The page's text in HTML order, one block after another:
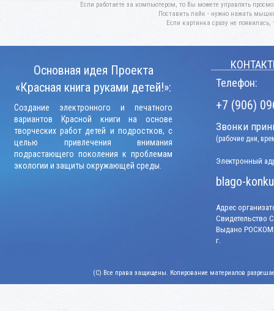
Если работаете за компьютером, то Вы можете управлять
Поставить лайк - нужно нажать
Если картинка сразу не появилась,
Основная идея Проекта
«Красная книга руками детей!»:
Создание электронного и печатного
вариантов Красной книги на основе
творческих работ детей и подростков, с
целью привлечения внимания
подрастающего поколения к проблемам
экологии и защиты окружающей среды.
Телефон:
+7 (906)
Звонки
(рабочие дни,
Электронный
blago-
Адрес
Свидетельство
Выдано
г.
(C) Все права защищены. Копирование материалов